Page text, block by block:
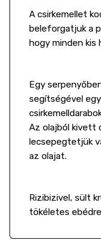
A csirkemellet
beleforgatjuk a
hogy minden kis
Egy
segítségével
Az olajból kivett
lecsepegtetjük
az olajat.
Rizibizivel, sült
tökéletes